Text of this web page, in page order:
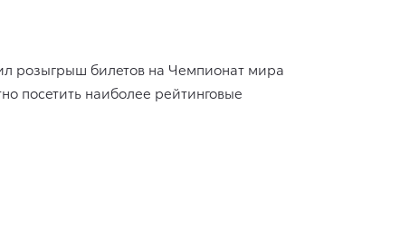
розыгрыш билетов на Чемпионат мира
посетить наиболее рейтинговые